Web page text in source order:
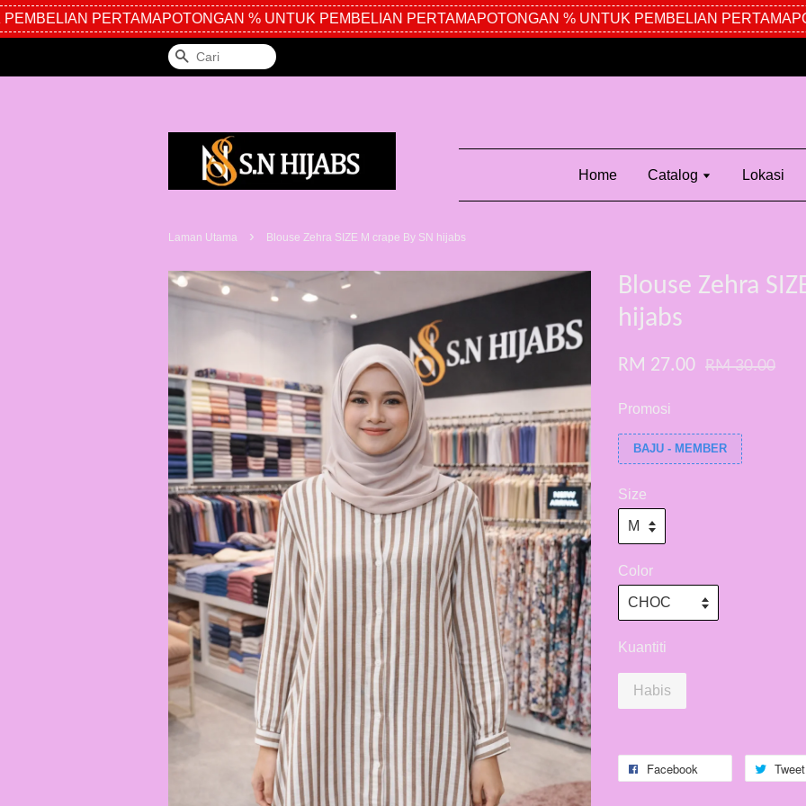
PERTAMAPOTONGAN % UNTUK PEMBELIAN PERTAMAPOTONGAN % UNTUK PEMBELIAN PERTAMA
Cari
Home Catalog Lokasi
Laman Utama › Blouse Zehra SIZE M crape By SN hijabs
Blouse Zehra
hijabs
RM 27.00 RM 30.00
Promosi
BAJU - MEMBER
Size
Color
Kuantiti
Habis
Facebook Tweet